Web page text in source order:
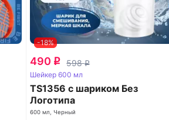
-18%
490 q 598q
Шейкер 600 мл
TS1356 с шариком Без
Логотипа
600 мл, Черный